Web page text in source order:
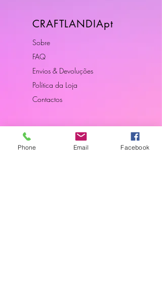
CRAFTLANDIApt
Sobre
FAQ
Envios & Devoluções
Política da Loja
Contactos
Dias Úteis: 10H00 - 18H00
Phone Email Facebook